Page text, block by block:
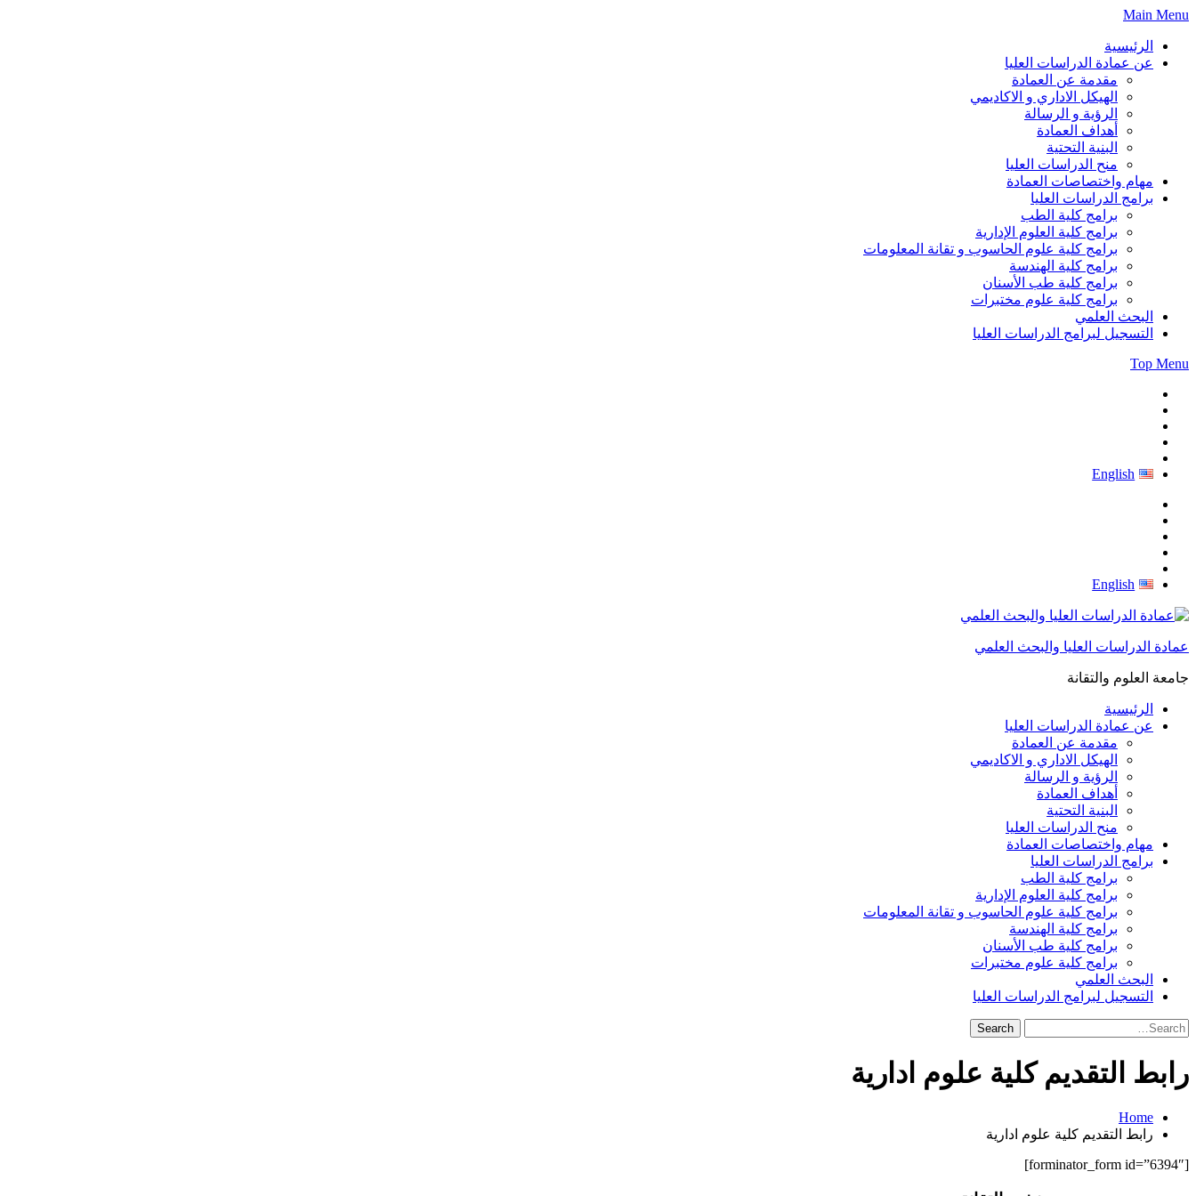
Skip
content
Main Menu
الرئيسية
عن عمادة الدراسات العليا
مقدمة عن العمادة
الهيكل الاداري و الاكاديمي
الرؤية و الرسالة
أهداف العمادة
البنية التحتية
منح الدراسات العليا
مهام واختصاصات العمادة
برامج الدراسات العليا
برامج كلية الطب
برامج كلية العلوم الإدارية
برامج كلية علوم الحاسوب و تقانة المعلومات
برامج كلية الهندسة
برامج كلية طب الأسنان
برامج كلية علوم مختبرات
البحث العلمي
التسجيل لبرامج الدراسات العليا
Top Menu
English
English
عمادة الدراسات العليا والبحث العلمي
جامعة العلوم والتقانة
الرئيسية
عن عمادة الدراسات العليا
مقدمة عن العمادة
الهيكل الاداري و الاكاديمي
الرؤية و الرسالة
أهداف العمادة
البنية التحتية
منح الدراسات العليا
مهام واختصاصات العمادة
برامج الدراسات العليا
برامج كلية الطب
برامج كلية العلوم الإدارية
برامج كلية علوم الحاسوب و تقانة المعلومات
برامج كلية الهندسة
برامج كلية طب الأسنان
برامج كلية علوم مختبرات
البحث العلمي
التسجيل لبرامج الدراسات العليا
Search
for:
رابط التقديم كلية علوم ادارية
Home
رابط التقديم كلية علوم ادارية
[forminator_form id=”6394″]